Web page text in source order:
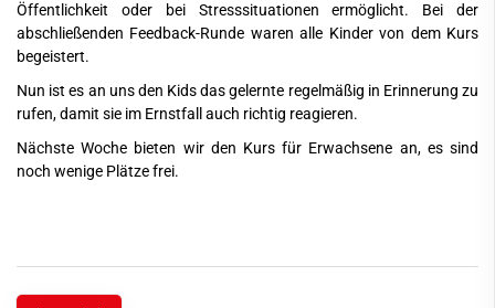
Öffentlichkeit oder bei Stresssituationen ermöglicht. Bei der
abschließenden Feedback-Runde waren alle Kinder von dem Kurs
begeistert.
Nun ist es an uns den Kids das gelernte regelmäßig in Erinnerung zu
rufen, damit sie im Ernstfall auch richtig reagieren.
Nächste Woche bieten wir den Kurs für Erwachsene an, es sind
noch wenige Plätze frei.